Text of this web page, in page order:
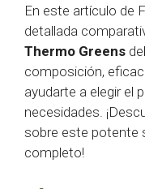
En este artículo de
detallada
Thermo Greens
composición,
ayudarte a elegir el
necesidades.
sobre este potente
completo!